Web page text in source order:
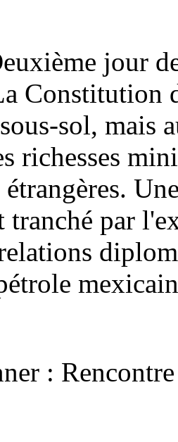
jour
Constitution
sol, mais
richesses
tranché par
: